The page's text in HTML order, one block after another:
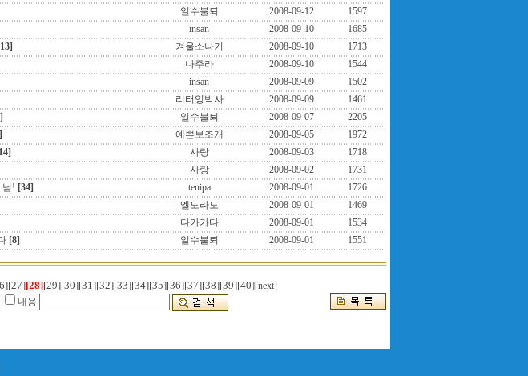
일수불퇴 2008-09-12
1597
insan 2008-09-10
1685
겨울소나기 2008-09-10
1713
나주라 2008-09-10
1544
insan 2008-09-09
1502
리터엉박사 2008-09-09
1461
일수불퇴 2008-09-07
2205
예쁜보조개 2008-09-05
1972
사랑 2008-09-03
1718
사랑 2008-09-02
1731
님! [34] tenipa 2008-09-01
1726
엘도라도 2008-09-01
1469
다가가다 2008-09-01
1534
[8] 일수불퇴 2008-09-01 1551
[27][28][29][30][31][32][33][34][35][36][37][38][39][40][next]
내용